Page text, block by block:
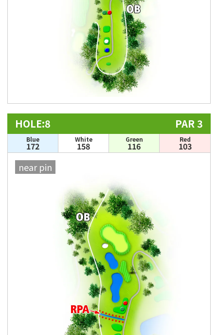
HOLE:8 PAR 3
Blue
172
White
158
Green
116
Red
103
near pin